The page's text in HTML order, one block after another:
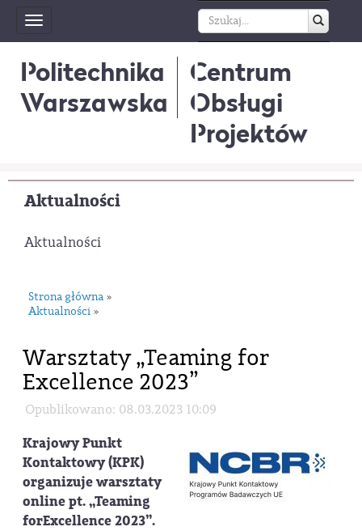
Toggle
navigation
Politechnika
Warszawska
Centrum
Obsługi
Projektów
Aktualności
Aktualności
Strona główna »
Aktualności »
Warsztaty „Teaming for
Excellence 2023”
Opublikowano: 08.03.2023 10:09
Krajowy Punkt
Kontaktowy (KPK)
organizuje warsztaty
online pt. „Teaming
forExcellence 2023”.